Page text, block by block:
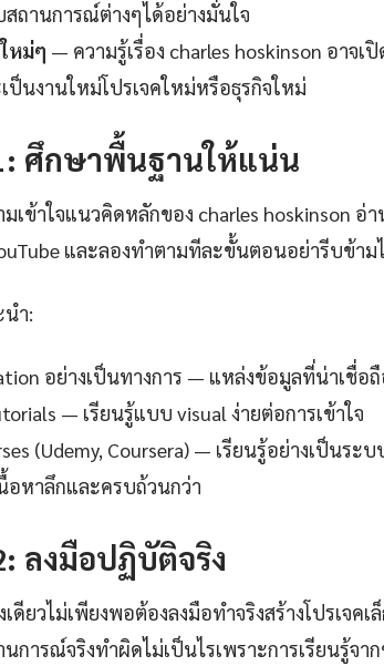
ถานการณ์ต่างๆได้อย่างมั่นใจ
หม่ๆ — ความรู้เรื่อง charles hoskinson อาจ
ป็นงานใหม่โปรเจคใหม่หรือธุรกิจใหม่
ศึกษาพื้นฐานให้แน่น
มเข้าใจแนวคิดหลักของ charles hoskinson
และลองทำตามทีละขั้นตอนอย่ารีบข้า
ำ:
อย่างเป็นทางการ — แหล่งข้อมูลที่น่าเชื่อ
— เรียนรู้แบบ visual ง่ายต่อการเข้าใจ
(Udemy, Coursera) — เรียนรู้อย่างเป็นระบ
อหาลึกและครบถ้วนกว่า
ลงมือปฏิบัติจริง
ดียวไม่เพียงพอต้องลงมือทำจริงสร้างโปรเจคเ
นการณ์จริงทำผิดไม่เป็นไรเพราะการเรียนรู้จ